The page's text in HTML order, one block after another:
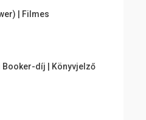
| Filmes
Booker-díj | Könyvjelző